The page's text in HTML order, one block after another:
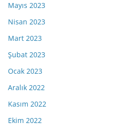
Mayıs 2023
Nisan 2023
Mart 2023
Şubat 2023
Ocak 2023
Aralık 2022
Kasım 2022
Ekim 2022